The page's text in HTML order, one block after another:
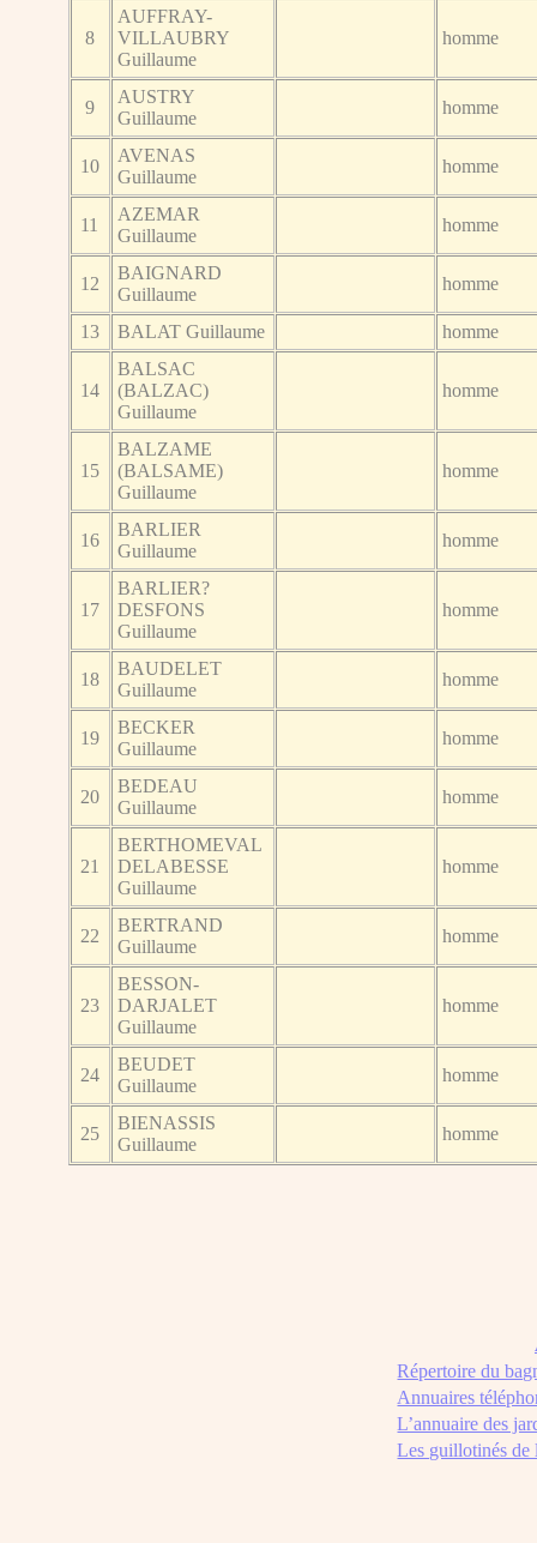
8
AUFFRAY-
VILLAUBRY
Guillaume
homme
9
AUSTRY
Guillaume
homme
10
AVENAS
Guillaume
homme
11
AZEMAR
Guillaume
homme
12
BAIGNARD
Guillaume
homme
13 BALAT Guillaume homme
14
BALSAC
(BALZAC)
Guillaume
homme
15
BALZAME
(BALSAME)
Guillaume
homme
16
BARLIER
Guillaume
homme
17
BARLIER?
DESFONS
Guillaume
homme
18
BAUDELET
Guillaume
homme
19
BECKER
Guillaume
homme
20
BEDEAU
Guillaume
homme
21
BERTHOMEVAL
DELABESSE
Guillaume
homme
22
BERTRAND
Guillaume
homme
23
BESSON-
DARJALET
Guillaume
homme
24
BEUDET
Guillaume
homme
25
BIENASSIS
Guillaume
homme
Répertoire du
Annuaires
L’annuaire des
Les guillotinés de